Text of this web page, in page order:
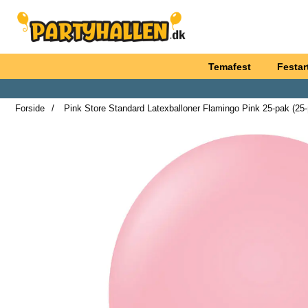
Startside for Partyhallen AB
Temafest
Forside
Pink Store Standard Latexballoner Flamingo Pink 25-pak